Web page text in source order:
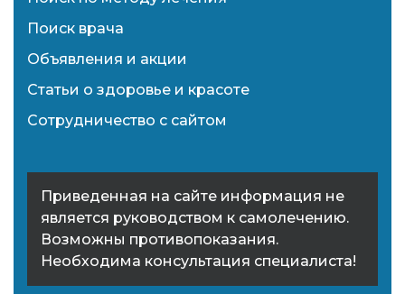
Поиск врача
Объявления и акции
Статьи о здоровье и красоте
Сотрудничество с сайтом
Приведенная на сайте информация не
является руководством к самолечению.
Возможны противопоказания.
Необходима консультация специалиста!